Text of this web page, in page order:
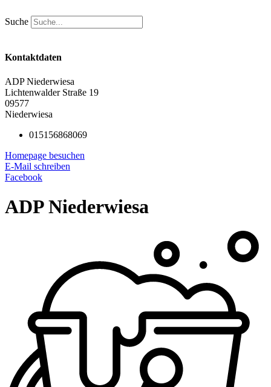
Inhalt
springen
Suche
Kontaktdaten
ADP Niederwiesa
Lichtenwalder Straße 19
09577
Niederwiesa
015156868069
Homepage besuchen
E-Mail schreiben
Facebook
ADP Niederwiesa